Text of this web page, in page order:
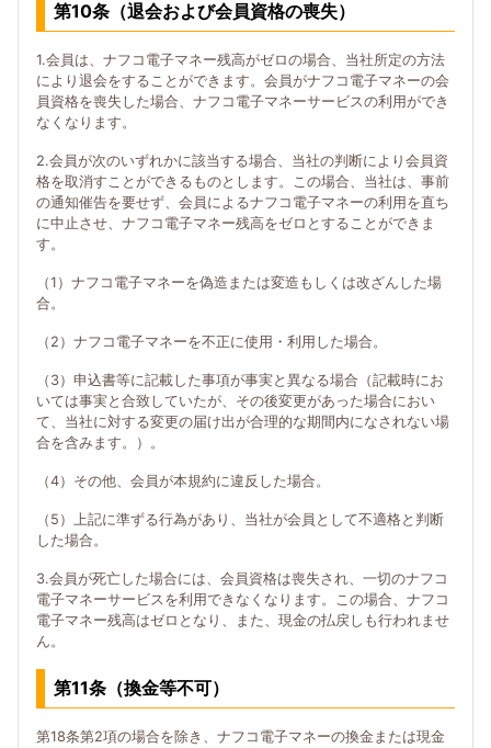
第10条（退会および会員資格の喪失）
1.会員は、ナフコ電子マネー残高がゼロの場合、当社所定の方法
により退会をすることができます。会員がナフコ電子マネーの会
員資格を喪失した場合、ナフコ電子マネーサービスの利用ができ
なくなります。
2.会員が次のいずれかに該当する場合、当社の判断により会員資
格を取消すことができるものとします。この場合、当社は、事前
の通知催告を要せず、会員によるナフコ電子マネーの利用を直ち
に中止させ、ナフコ電子マネー残高をゼロとすることができま
す。
（1）ナフコ電子マネーを偽造または変造もしくは改ざんした場
合。
（2）ナフコ電子マネーを不正に使用・利用した場合。
（3）申込書等に記載した事項が事実と異なる場合（記載時にお
いては事実と合致していたが、その後変更があった場合におい
て、当社に対する変更の届け出が合理的な期間内になされない場
合を含みます。）。
（4）その他、会員が本規約に違反した場合。
（5）上記に準ずる行為があり、当社が会員として不適格と判断
した場合。
3.会員が死亡した場合には、会員資格は喪失され、一切のナフコ
電子マネーサービスを利用できなくなります。この場合、ナフコ
電子マネー残高はゼロとなり、また、現金の払戻しも行われませ
ん。
第11条（換金等不可）
第18条第2項の場合を除き、ナフコ電子マネーの換金または現金